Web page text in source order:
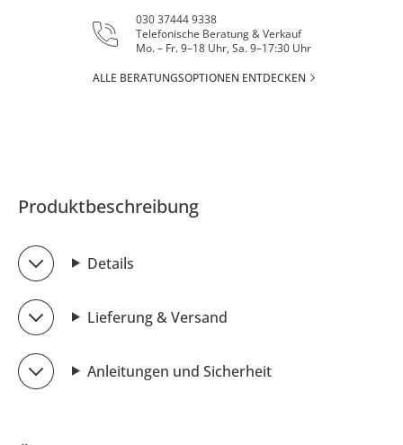
030 37444 9338
Telefonische Beratung & Verkauf
Mo. – Fr. 9–18 Uhr, Sa. 9–17:30 Uhr
ALLE BERATUNGSOPTIONEN ENTDECKEN
Produktbeschreibung
Details
Lieferung & Versand
Anleitungen und Sicherheit